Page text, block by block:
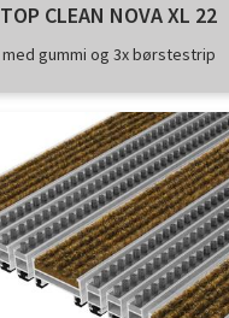
TOP CLEAN NOVA XL 22
med gummi og 3x børstestrip